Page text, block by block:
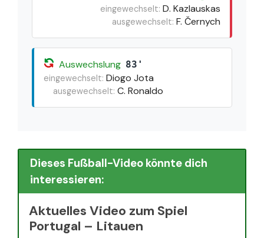
eingewechselt: D. Kazlauskas
ausgewechselt: F. Černych
Auswechslung 83'
eingewechselt: Diogo Jota
ausgewechselt: C. Ronaldo
Dieses Fußball-Video könnte dich
interessieren:
Aktuelles Video zum Spiel
Portugal – Litauen